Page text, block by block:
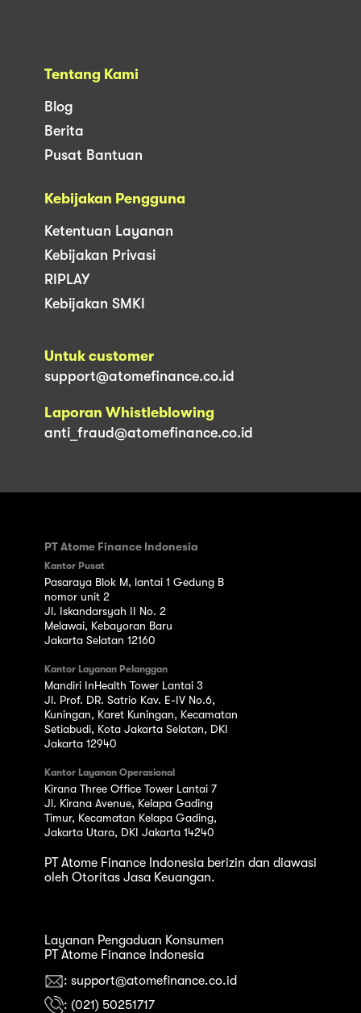
Tentang Kami
Blog
Berita
Pusat Bantuan
Kebijakan Pengguna
Ketentuan Layanan
Kebijakan Privasi
RIPLAY
Kebijakan SMKI
Untuk customer
support@atomefinance.co.id
Laporan Whistleblowing
anti_fraud@atomefinance.co.id
PT Atome Finance Indonesia
Kantor Pusat
Pasaraya Blok M, lantai 1 Gedung B
nomor unit 2
Jl. Iskandarsyah II No. 2
Melawai, Kebayoran Baru
Jakarta Selatan 12160
Kantor Layanan Pelanggan
Mandiri InHealth Tower Lantai 3
Jl. Prof. DR. Satrio Kav. E-IV No.6,
Kuningan, Karet Kuningan, Kecamatan
Setiabudi, Kota Jakarta Selatan, DKI
Jakarta 12940
Kantor Layanan Operasional
Kirana Three Office Tower Lantai 7
Jl. Kirana Avenue, Kelapa Gading
Timur, Kecamatan Kelapa Gading,
Jakarta Utara, DKI Jakarta 14240
PT Atome Finance Indonesia berizin dan diawasi
oleh Otoritas Jasa Keuangan.
Layanan Pengaduan Konsumen
PT Atome Finance Indonesia
: support@atomefinance.co.id
: (021) 50251717